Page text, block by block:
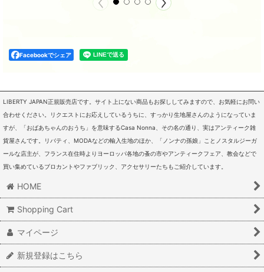
Facebookでシェア
LIBERTY JAPAN正規販売店です。サイト上にない商品もお探ししてみますので、お気軽にお問い
合わせください。リクエストにお応えしているうちに、すっかり生地屋さんのようになっていま
すが、「おばあちゃんのおうち」を意味するCasa Nonna、その名の通り、実はアンティーク雑
貨屋さんです。リバティ、MODAなどの輸入生地のほか、「ノンナの孫娘」ことノスタルジーガ
ールな店主が、フランス在住時よりヨーロッパ各地の蚤の市やアンティークフェア、教会などで
買い集めているブロカントやファブリック、アクセサリーたちもご紹介しています。
HOME
Shopping Cart
マイページ
新規登録はこちら